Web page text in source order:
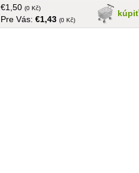
kúpiť
€1,50 (0 Kč)
Pre Vás: €1,43 (0 Kč)